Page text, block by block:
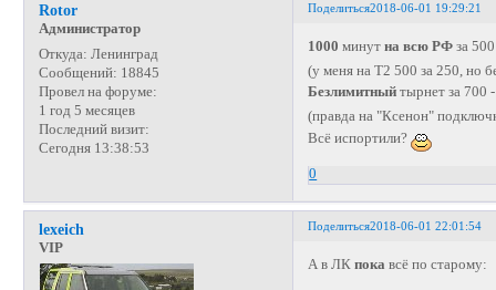
Поделиться2018-06-01 19:29:21
Rotor
Администратор
Откуда: Ленинград
Сообщений: 18845
Провел на форуме:
1 год 5 месяцев
Последний визит:
Сегодня 13:38:53
1000 минутна всю РФ за
(у меня на Т2 500 за 250, но
Безлимитный тырнет за 700
(правда на "Ксенон"
Всё испортили?
0
Поделиться2018-06-01 22:01:54
lexeich
VIP
А в ЛКпока всё по старому: